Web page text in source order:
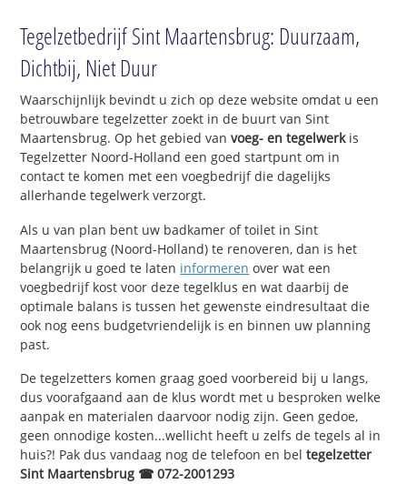
Tegelzetbedrijf Sint Maartensbrug: Duurzaam,
Dichtbij, Niet Duur
Waarschijnlijk bevindt u zich op deze website omdat u een
betrouwbare tegelzetter zoekt in de buurt van Sint
Maartensbrug. Op het gebied van voeg- en tegelwerkis
Tegelzetter Noord-Holland een goed startpunt om in
contact te komen met een voegbedrijf die dagelijks
allerhande tegelwerk verzorgt.
Als u van plan bent uw badkamer of toilet in Sint
Maartensbrug (Noord-Holland) te renoveren, dan is het
belangrijk u goed te laten informeren over wat een
voegbedrijf kost voor deze tegelklus en wat daarbij de
optimale balans is tussen het gewenste eindresultaat die
ook nog eens budgetvriendelijk is en binnen uw planning
past.
De tegelzetters komen graag goed voorbereid bij u langs,
dus voorafgaand aan de klus wordt met u besproken welke
aanpak en materialen daarvoor nodig zijn. Geen gedoe,
geen onnodige kosten...wellicht heeft u zelfs de tegels al in
huis?! Pak dus vandaag nog de telefoon en beltegelzetter
Sint Maartensbrug ☎ 072-2001293